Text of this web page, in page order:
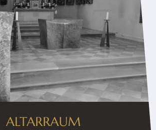
ALTARRAUM